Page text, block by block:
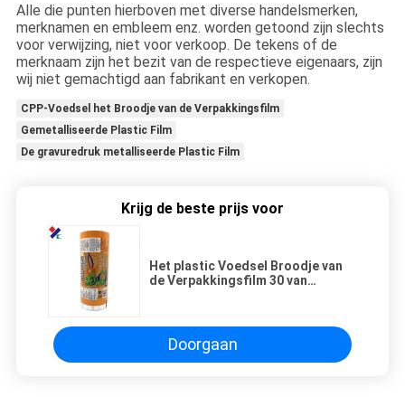
Alle die punten hierboven met diverse handelsmerken,
merknamen en embleem enz. worden getoond zijn slechts
voor verwijzing, niet voor verkoop. De tekens of de
merknaam zijn het bezit van de respectieve eigenaars, zijn
wij niet gemachtigd aan fabrikant en verkopen.
CPP-Voedsel het Broodje van de Verpakkingsfilm
Gemetalliseerde Plastic Film
De gravuredruk metalliseerde Plastic Film
Krijg de beste prijs voor
Het plastic Voedsel Broodje van
de Verpakkingsfilm 30 van
Doorgaan